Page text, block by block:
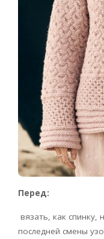
Перед:
вязать, как спинку,
последней смены